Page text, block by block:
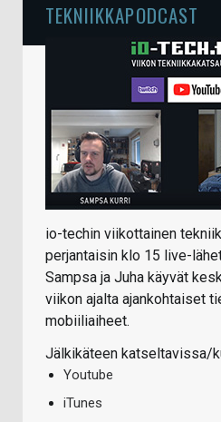
TEKNIIKKAPODCAST
io-techin viikottainen
perjantaisin klo 15 live-
Sampsa ja Juha käyvät
viikon ajalta ajankohtaiset
mobiiliaiheet.
Jälkikäteen katseltavissa/
Youtube
iTunes